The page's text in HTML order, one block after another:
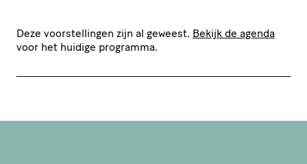
Deze voorstellingen zijn al geweest. Bekijk de agenda
voor het huidige programma.